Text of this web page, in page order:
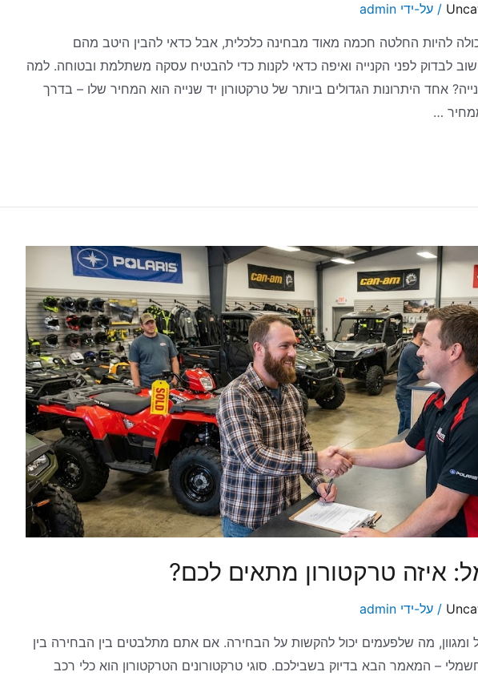
/ על-ידי admin
להיות החלטה חכמה מאוד מבחינה כלכלית, אבל כדאי להבין היטב מהם
לבדוק לפני הקנייה ואיפה כדאי לקנות כדי להבטיח עסקה משתלמת ובטוחה. למה
אחד היתרונות הגדולים ביותר של טרקטורון יד שנייה הוא המחיר שלו – בדרך
…
איזה טרקטורון מתאים לכם?
/ על-ידי admin
ומגוון, מה שלפעמים יכול להקשות על הבחירה. אם אתם מתלבטים בין הבחירה בין
– המאמר הבא בדיוק בשבילכם. סוגי טרקטורונים הטרקטורון הוא כלי רכב